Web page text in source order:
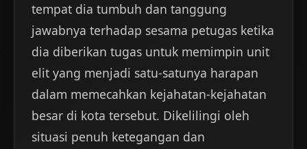
tempat dia tumbuh dan tanggung
jawabnya terhadap sesama petugas ketika
dia diberikan tugas untuk memimpin unit
elit yang menjadi satu-satunya harapan
dalam memecahkan kejahatan-kejahatan
besar di kota tersebut. Dikelilingi oleh
situasi penuh ketegangan dan